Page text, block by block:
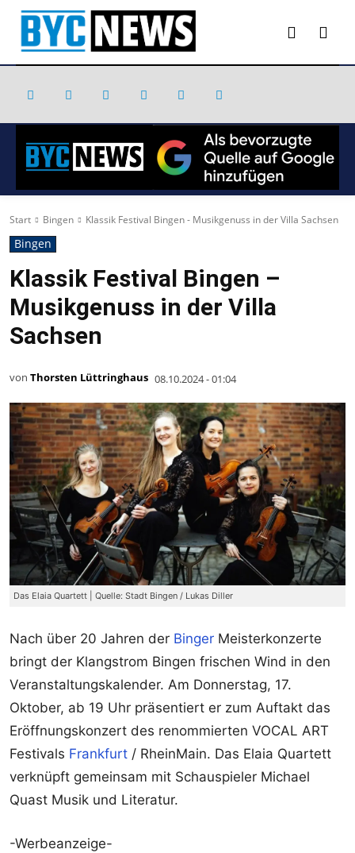
Start Bingen Klassik Festival Bingen - Musikgenuss in der Villa Sachsen
Bingen
Klassik Festival Bingen –
Musikgenuss in der Villa
Sachsen
von Thorsten Lüttringhaus 08.10.2024 - 01:04
Das Elaia Quartett | Quelle: Stadt Bingen / Lukas Diller
Nach über 20 Jahren der Binger Meisterkonzerte
bringt der Klangstrom Bingen frischen Wind in den
Veranstaltungskalender. Am Donnerstag, 17.
Oktober, ab 19 Uhr präsentiert er zum Auftakt das
Eröffnungskonzert des renommierten VOCAL ART
Festivals Frankfurt / RheinMain. Das Elaia Quartett
verknüpft gemeinsam mit Schauspieler Michael
Quast Musik und Literatur.
-Werbeanzeige-